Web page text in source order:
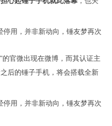
的官微出现在微博，而其认证主
后的锤子手机，将会搭载全新